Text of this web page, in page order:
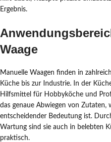
Ergebnis.
Waage
Manuelle Waagen finden in
Küche bis zur Industrie. In der
Hilfsmittel für Hobbyköche und
das genaue Abwiegen von Zutaten,
entscheidender Bedeutung ist.
Wartung sind sie auch in belebten
praktisch.